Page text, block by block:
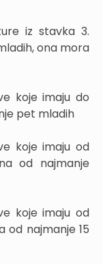
iz stavka 3.
ona mora
koje imaju do
pet mladih
koje imaju od
od najmanje
koje imaju od
od najmanje 15